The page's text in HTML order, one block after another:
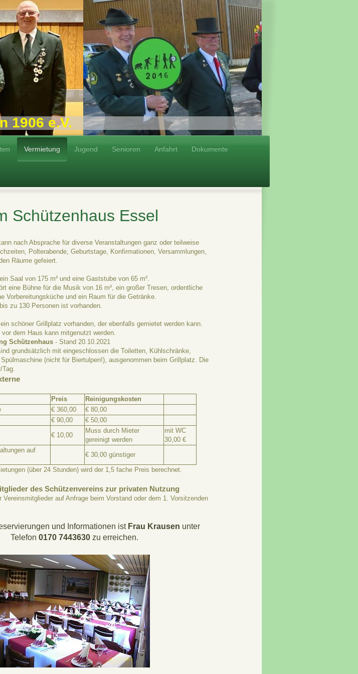
e.V.
Vermietung Jugend Senioren Anfahrt Dokumente
Schützenhaus Essel
nach Absprache für diverse Veranstaltungen ganz oder teilweise
Polterabende, Geburtstage, Konfirmationen, Versammlungen,
Räume gefeiert.
Saal von 175 m² und eine Gaststube von 65 m².
eine Bühne für die Musik von 16 m², ein großer Tresen, ordentliche
Vorbereitungsküche und ein Raum für die Getränke.
zu 130 Personen ist vorhanden.
schöner Grillplatz vorhanden, der ebenfalls gemietet werden kann.
dem Haus kann mitgenutzt werden.
Schützenhaus- Stand 20.10.2021
grundsätzlich mit eingeschlossen die Toiletten, Kühlschränke,
(nicht für Biertulpen!), ausgenommen beim Grillplatz. Die
Tag.
Preis
Reinigungskosten
€ 360,00
€ 80,00
€ 90,00
€ 50,00
€ 10,00
Muss durch Mieter
gereinigt werden
mit WC
30,00 €
auf
€ 30,00 günstiger
(über 24 Stunden) wird der 1,5 fache Preis berechnet.
des Schützenvereins zur privaten Nutzung
Vereinsmitglieder auf Anfrage beim Vorstand oder dem 1. Vorsitzenden
und Informationen ist Frau Krausen unter
Telefon0170 7443630 zu erreichen.